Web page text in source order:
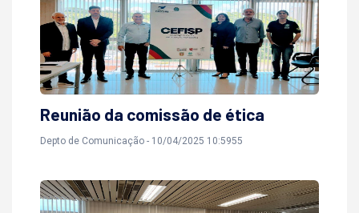
Reunião da comissão de ética
Depto de Comunicação - 10/04/2025 10:5955